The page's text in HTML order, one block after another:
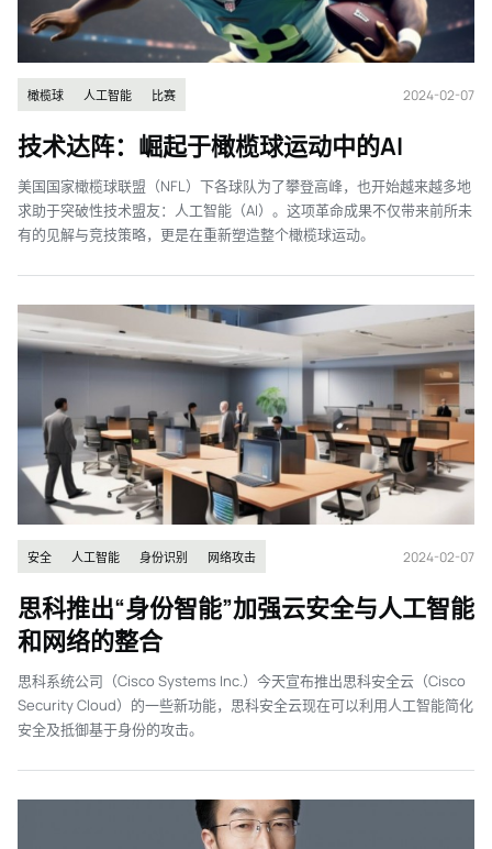
橄榄球 人工智能 比赛 2024-02-07
技术达阵：崛起于橄榄球运动中的AI
美国国家橄榄球联盟（NFL）下各球队为了攀登高峰，也开始越来越多地
求助于突破性技术盟友：人工智能（AI）。这项革命成果不仅带来前所未
有的见解与竞技策略，更是在重新塑造整个橄榄球运动。
安全 人工智能 身份识别 网络攻击 2024-02-07
思科推出“身份智能”加强云安全与人工智能
和网络的整合
思科系统公司（Cisco Systems Inc.）今天宣布推出思科安全云（Cisco
Security Cloud）的一些新功能，思科安全云现在可以利用人工智能简化
安全及抵御基于身份的攻击。